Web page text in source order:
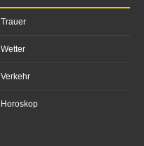
Trauer
Wetter
Verkehr
Horoskop